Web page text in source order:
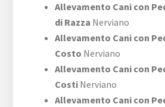
Allevamento Cani con
di Razza Nerviano
Allevamento Cani con
Costo Nerviano
Allevamento Cani con
Costi Nerviano
Allevamento Cani con